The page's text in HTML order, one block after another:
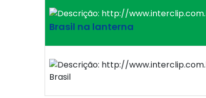
Brasil na lanterna
Brasil